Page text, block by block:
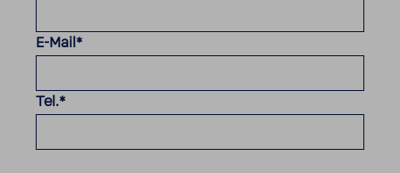
E-Mail *
Tel.*